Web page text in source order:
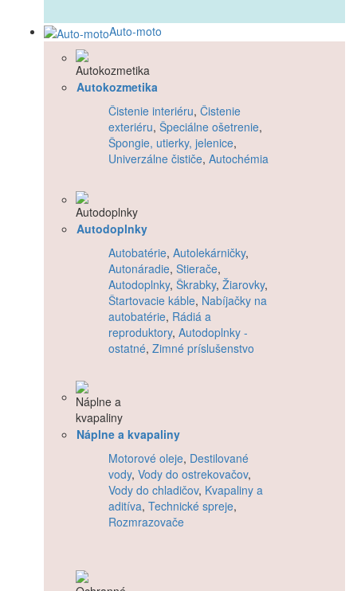
Auto-moto
Autokozmetika
Čistenie interiéru, Čistenie
exteriéru, Špeciálne ošetrenie,
Špongie, utierky, jelenice,
Univerzálne čističe, Autochémia
Autodoplnky
Autobatérie, Autolekárničky,
Autonáradie, Stierače,
Autodoplnky, Škrabky, Žiarovky,
Štartovacie káble, Nabíjačky na
autobatérie, Rádiá a
reproduktory, Autodoplnky -
ostatné, Zimné príslušenstvo
Náplne a kvapaliny
Motorové oleje, Destilované
vody, Vody do ostrekovačov,
Vody do chladičov, Kvapaliny a
aditíva, Technické spreje,
Rozmrazovače